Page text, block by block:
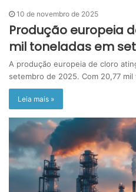
10 de novembro de 2025
Produção europeia
mil toneladas em
A produção europeia de cloro
setembro de 2025. Com 20,77
Leia mais »